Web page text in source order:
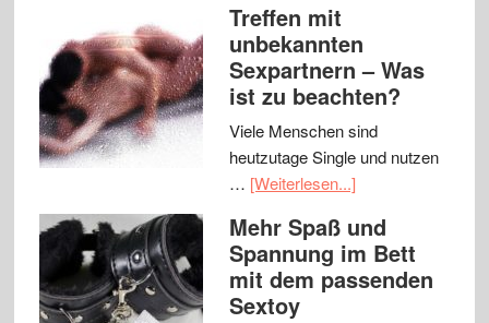
Treffen mit
unbekannten
Sexpartnern – Was
ist zu beachten?
Viele Menschen sind
heutzutage Single und nutzen
… [Weiterlesen...]
Mehr Spaß und
Spannung im Bett
mit dem passenden
Sextoy